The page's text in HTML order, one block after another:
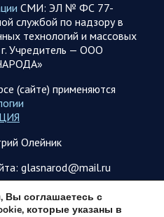
России, из которых
114. В Рени…
на утро 7 августа 2026
ночью над 18 субъектами
территориями
Воронежской,
СМИ: ЭЛ № ФС 77-
службой по надзору в
технологий и массовых
Учредитель — ООО
(сайте) применяются
Олейник
glasnarod@mail.ru
Вы соглашаетесь с
которые указаны в